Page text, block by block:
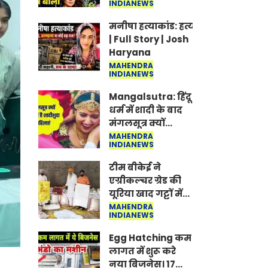
Jantar-Mantar |
CJP protest
INDIANEWS
मनीषा हत्याकांड: हत्या, आत्महत्या या
| Full Story | Josh
Haryana
MAHENDRA
INDIANEWS
Mangalsutra: हिंदू
धर्म में शादी के बाद
मंगलसूत्र क्यों
पहनती है महिलाएं,
किसने शुरु की ये
परंपरा
MAHENDRA
INDIANEWS
टीम बीकेई ने
एग्रीकल्चर ग्रेड की
यूरिया खाद गट्टों में
बदलकर टेक्निकल
ग्रेड में बेचने वालों पर
करवाई कार्रवाई:
लखविंदर सिंह
औलख
MAHENDRA
INDIANEWS
Egg Hatching कम
लागत में शुरू करे
नया बिजनेस। 17